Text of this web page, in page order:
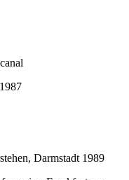
Darmstadt 1989